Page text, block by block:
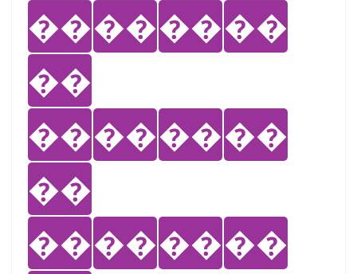
��������
��
��������
��
��������